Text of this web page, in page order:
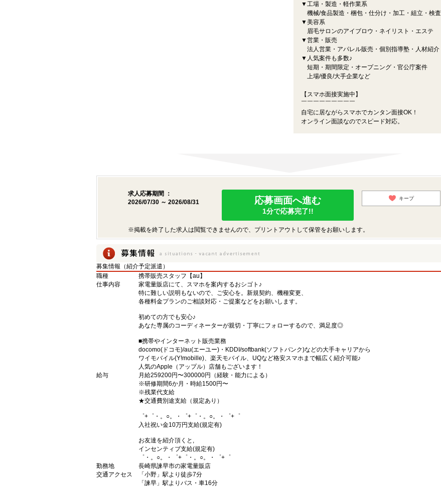
▼工場・製造・軽作業系
機械/食品製造・梱包・仕分け・加工・組立・検査
▼美容系
眉毛サロンのアイブロウ・ネイリスト・エステ
▼営業・販売
法人営業・アパレル販売・個別指導塾・人材紹介
▼人気案件も多数♪
短期・期間限定・オープニング・官公庁案件
上場/優良/大手企業など
【スマホ面接実施中】
￣￣￣￣￣￣￣￣￣
自宅に居ながらスマホでカンタン面接OK！
オンライン面談なのでスピード対応。
求人応募期間 ：
2026/07/30 ～ 2026/08/31
応募画面へ進む
1分で応募完了!!
キープ
※掲載を終了した求人は閲覧できませんので、プリントアウトして保管をお願いします。
募集情報（紹介予定派遣）
職種
携帯販売スタッフ【au】
仕事内容
家電量販店にて、スマホを案内するおシゴト♪
特に難しい説明もないので、ご安心を。新規契約、機種変更、
各種料金プランのご相談対応・ご提案などをお願いします。
初めての方でも安心♪
あなた専属のコーディネーターが親切・丁寧にフォローするので、満足度◎
■携帯やインターネット販売業務
docomo(ドコモ)/au(エーユー)・KDDI/softbank(ソフトバンク)などの大手キャリアから
ワイモバイル(Y!mobille)、楽天モバイル、UQなど格安スマホまで幅広く紹介可能♪
人気のApple（アップル）店舗もございます！
給与
月給259200円〜300000円（経験・能力による）
※研修期間6か月・時給1500円〜
※残業代支給
★交通費別途支給（規定あり）
゜+゜・。○。・゜+゜・。○。・゜+゜
入社祝い金10万円支給(規定有)
お友達を紹介頂くと,
インセンティブ支給(規定有)
゜・。○。・゜+゜・。○。・゜+゜
勤務地
長崎県諫早市の家電量販店
交通アクセス
「小野」駅より徒歩7分
「諫早」駅よりバス・車16分